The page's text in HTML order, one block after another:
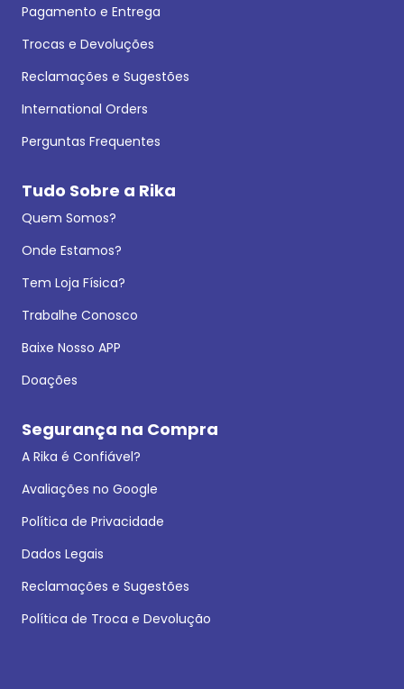
Pagamento e Entrega
Trocas e Devoluções
Reclamações e Sugestões
International Orders
Perguntas Frequentes
Tudo Sobre a Rika
Quem Somos?
Onde Estamos?
Tem Loja Física?
Trabalhe Conosco
Baixe Nosso APP
Doações
Segurança na Compra
A Rika é Confiável?
Avaliações no Google
Política de Privacidade
Dados Legais
Reclamações e Sugestões
Política de Troca e Devolução